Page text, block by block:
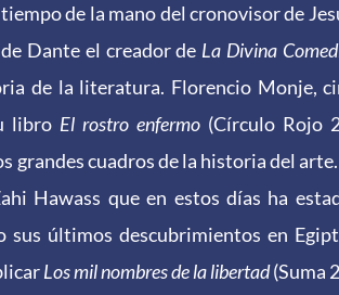
de la mano del cronovisor de
Dante el creador de La Divina
de la literatura. Florencio Monje,
libro El rostro enfermo (Círculo Rojo
grandes cuadros de la historia del
Hawass que en estos días ha
últimos descubrimientos en
Los mil nombres de la libertad(Suma